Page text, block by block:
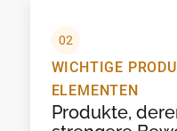
02
WICHTIGE
ELEMENTEN
Produkte,